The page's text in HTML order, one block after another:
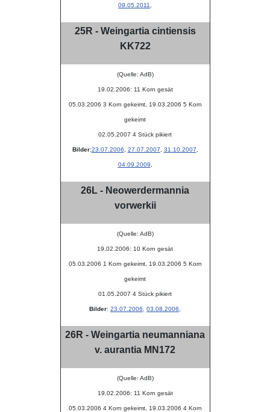
09.05.2011
25R - Weingartia cintiensis
KK722
(Quelle: AdB)
19.02.2006: 11 Korn gesät
05.03.2006 3 Korn gekeimt, 19.03.2006 5 Korn
gekeimt
02.05.2007 4 Stück pikiert
Bilder:23.07.2006 27.07.2007 31.10.2007
04.09.2009
26L - Neowerdermannia
vorwerkii
(Quelle: AdB)
19.02.2006: 10 Korn gesät
05.03.2006 1 Korn gekeimt, 19.03.2006 5 Korn
gekeimt
01.05.2007 4 Stück pikiert
Bilder: 23.07.2006 03.08.2006
26R - Weingartia neumanniana
v. aurantia MN172
(Quelle: AdB)
19.02.2006: 11 Korn gesät
05.03.2006 4 Korn gekeimt, 19.03.2006 4 Korn